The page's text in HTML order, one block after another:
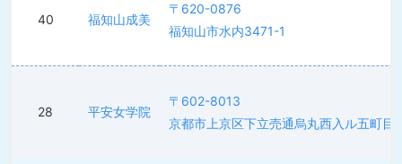
40 福知山成美
〒620-0876
福知山市水内3471-1
28 平安女学院
〒602-8013
京都市上京区下立売通烏丸西入ル五町目